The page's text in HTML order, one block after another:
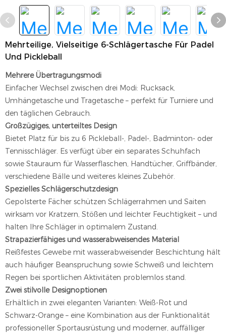
Mehrteilige, Vielseitige 6-Schlägertasche Für Padel
Und Pickleball
Mehrere Übertragungsmodi
Einfacher Wechsel zwischen drei Modi: Rucksack,
Umhängetasche und Tragetasche – perfekt für Turniere und
den täglichen Gebrauch.
Großzügiges, unterteiltes Design
Bietet Platz für bis zu 6 Pickleball-, Padel-, Badminton- oder
Tennisschläger. Es verfügt über ein separates Schuhfach
sowie Stauraum für Wasserflaschen, Handtücher, Griffbänder,
verschiedene Bälle und weiteres kleines Zubehör.
Spezielles Schlägerschutzdesign
Gepolsterte Fächer schützen Schlägerrahmen und Saiten
wirksam vor Kratzern, Stößen und leichter Feuchtigkeit – und
halten Ihre Schläger in optimalem Zustand.
Strapazierfähiges und wasserabweisendes Material
Reißfestes Gewebe mit wasserabweisender Beschichtung hält
auch häufiger Beanspruchung sowie Schweiß und leichtem
Regen bei sportlichen Aktivitäten problemlos stand.
Zwei stilvolle Designoptionen
Erhältlich in zwei eleganten Varianten: Weiß-Rot und
Schwarz-Orange – eine Kombination aus der Funktionalität
professioneller Sportausrüstung und moderner, auffälliger